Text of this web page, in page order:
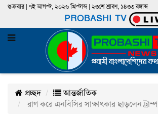
শুক্রবার | ৭ই আগস্ট, ২০২৬ খ্রিস্টাব্দ | ২৩শে শ্রাবণ, ১৪৩৩ বঙ্গাব্দ
PROBASHI TV
প্রচ্ছদ
আন্তর্জাতিক
রাগ করে এনবিসির সাক্ষাৎকার ছাড়লেন ট্রাম্প